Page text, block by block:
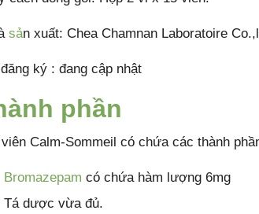
sản xuất: Chea Chamnan Laboratoire
ký : đang cập nhật
phần
Calm-Sommeil có chứa các thành
Bromazepam có chứa hàm lượng 6mg
Tá dược vừa đủ.